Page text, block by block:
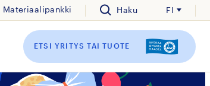
Materiaalipankki Haku FI
ETSI YRITYS TAI TUOTE